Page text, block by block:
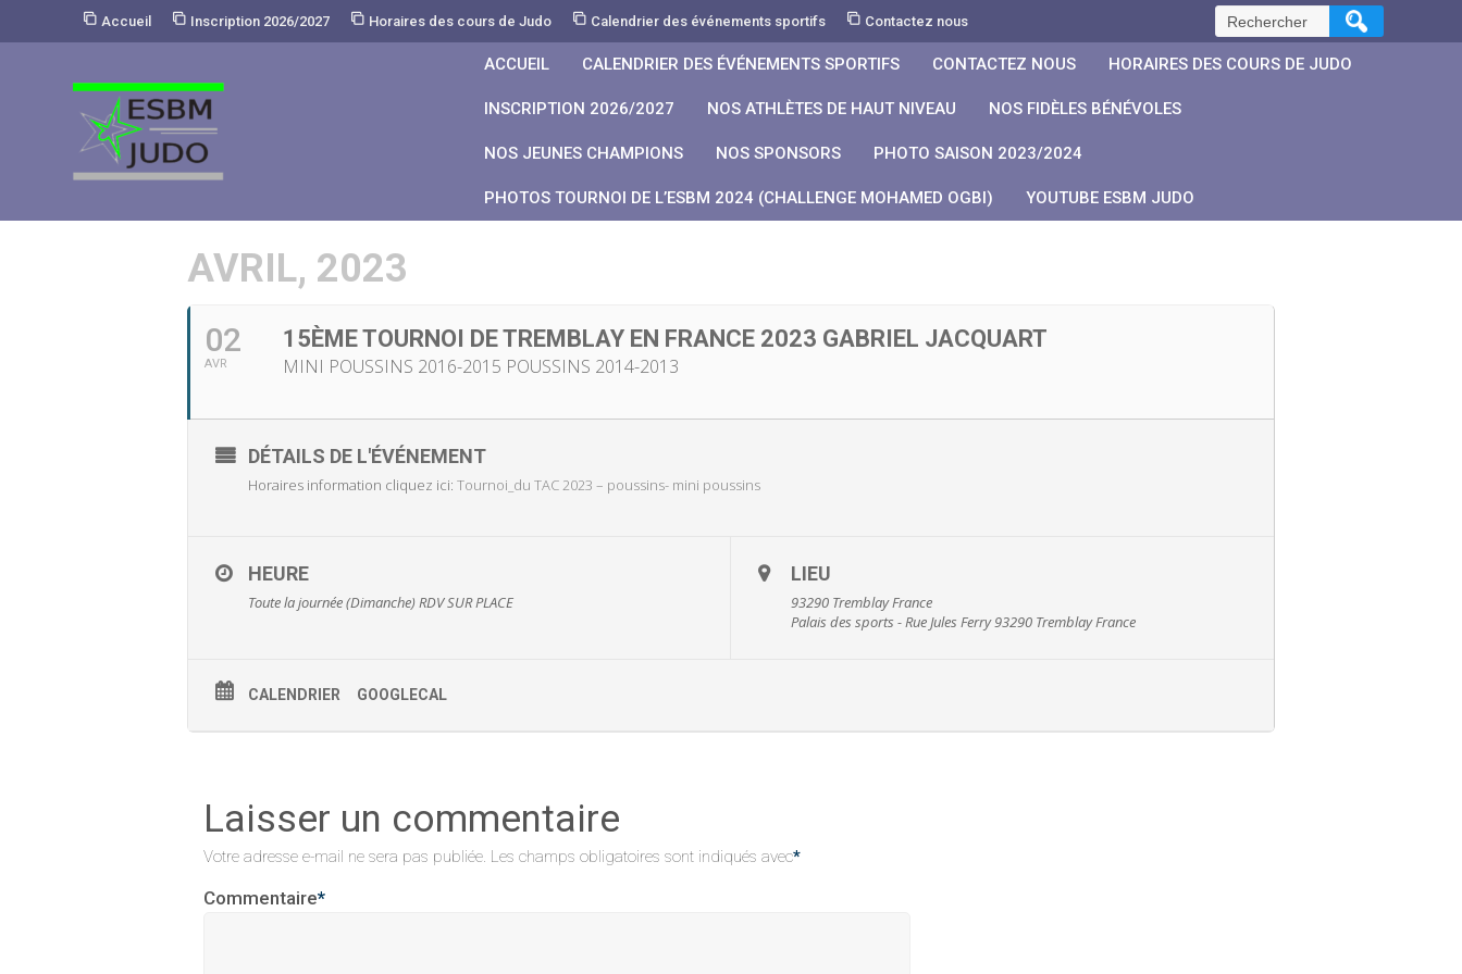
Accueil Inscription 2026/2027 Horaires des cours de Judo Calendrier des événements sportifs Contactez nous Rechercher :
ACCUEIL CALENDRIER DES ÉVÉNEMENTS SPORTIFS CONTACTEZ NOUS HORAIRES DES COURS DE JUDO
INSCRIPTION 2026/2027 NOS ATHLÈTES DE HAUT NIVEAU NOS FIDÈLES BÉNÉVOLES
NOS JEUNES CHAMPIONS NOS SPONSORS PHOTO SAISON 2023/2024
PHOTOS TOURNOI DE L’ESBM 2024 (CHALLENGE MOHAMED OGBI) YOUTUBE ESBM JUDO
AVRIL, 2023
02
AVR
15ÈME TOURNOI DE TREMBLAY EN FRANCE 2023 GABRIEL JACQUART
MINI POUSSINS 2016-2015 POUSSINS 2014-2013
DÉTAILS DE L'ÉVÉNEMENT
Horaires information cliquez ici: Tournoi_du TAC 2023 – poussins- mini poussins
HEURE
Toute la journée (Dimanche)RDV SUR PLACE
LIEU
93290 Tremblay France
Palais des sports - Rue Jules Ferry 93290 Tremblay France
CALENDRIER GOOGLECAL
Laisser un commentaire
Votre adresse e-mail ne sera pas publiée. Les champs obligatoires sont indiqués avec*
Commentaire*